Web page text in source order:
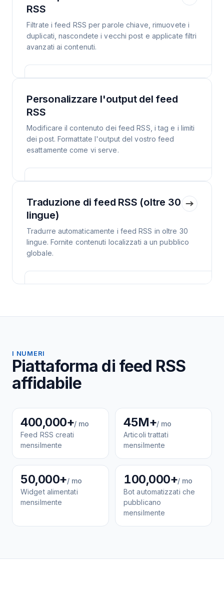
RSS
Filtrate i feed RSS per parole chiave, rimuovete i
duplicati, nascondete i vecchi post e applicate filtri
avanzati ai contenuti.
Personalizzare l'output del feed
RSS
Modificare il contenuto dei feed RSS, i tag e i limiti
dei post. Formattate l'output del vostro feed
esattamente come vi serve.
Traduzione di feed RSS (oltre 30
lingue)
Tradurre automaticamente i feed RSS in oltre 30
lingue. Fornite contenuti localizzati a un pubblico
globale.
I NUMERI
Piattaforma di feed RSS
affidabile
400,000+/ mo
Feed RSS creati
mensilmente
45M+/ mo
Articoli trattati
mensilmente
50,000+/ mo
Widget alimentati
mensilmente
100,000+/ mo
Bot automatizzati che
pubblicano
mensilmente